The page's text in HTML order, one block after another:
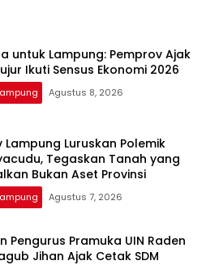
untuk Lampung: Pemprov Ajak
Ikuti Sensus Ekonomi 2026
Agustus 8, 2026
Lampung Luruskan Polemik
Tegaskan Tanah yang
Bukan Aset Provinsi
Agustus 7, 2026
Pengurus Pramuka UIN Raden
Jihan Ajak Cetak SDM